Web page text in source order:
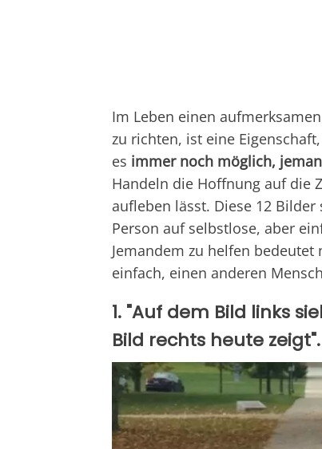
Im Leben einen
zu richten, ist eine
es immer noch möglich,
Handeln die Hoffnung auf die
aufleben lässt. Diese 12
Person auf selbstlose, aber
Jemandem zu helfen
einfach, einen anderen
1. "Auf dem Bild links
Bild rechts heute zeigt".